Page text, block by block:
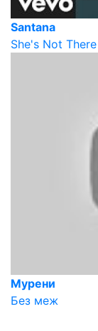
Santana
She's Not There
Мурени
Без меж